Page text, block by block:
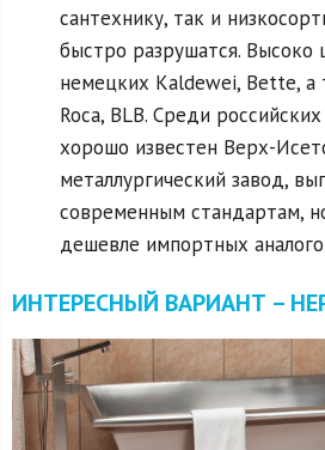
сантехнику, так и
быстро разрушатся.
немецких Kaldewei, Bette, а
Roca, BLB. Среди
хорошо известен Верх-
металлургический завод,
современным стандартам,
дешевле импортных
ИНТЕРЕСНЫЙ ВАРИАНТ –